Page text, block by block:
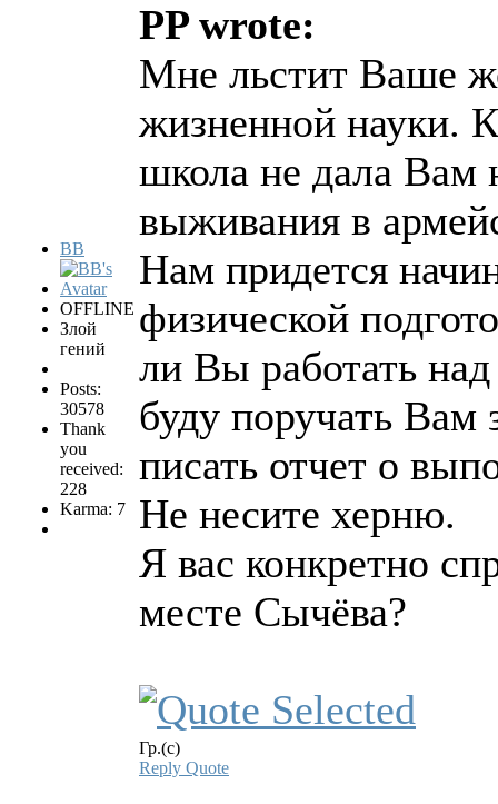
BB
OFFLINE
Злой
гений
Posts:
30578
Thank
you
received:
228
Karma: 7
PP wrote:
Мне льстит Ваше
жизненной науки.
школа не дала Вам
выживания в
Нам придется
физической
ли Вы работать
буду поручать
писать отчет о
Не несите херню.
Я вас конкретно
месте Сычёва?
Гр.(с)
Reply Quote